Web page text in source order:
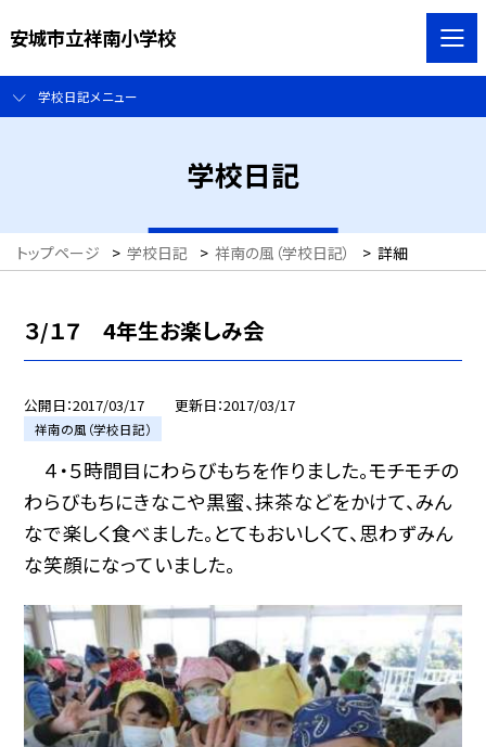
安城市立祥南小学校
学校日記メニュー
学校日記
トップページ > 学校日記 > 祥南の風（学校日記） > 詳細
３/１７ 4年生お楽しみ会
公開日 2017/03/17 更新日 2017/03/17
祥南の風（学校日記）
４・５時間目にわらびもちを作りました。モチモチの
わらびもちにきなこや黒蜜、抹茶などをかけて、みん
なで楽しく食べました。とてもおいしくて、思わずみん
な笑顔になっていました。